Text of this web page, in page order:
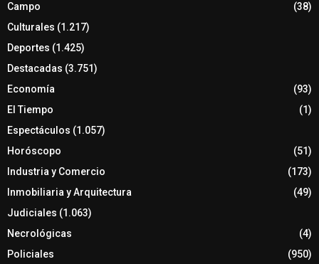
Campo
(38)
Culturales (1.217)
Deportes (1.425)
Destacadas (3.751)
Economía
(93)
El Tiempo
(1)
Espectáculos (1.057)
Horóscopo
(51)
Industria y Comercio
(173)
Inmobiliaria y Arquitectura
(49)
Judiciales (1.063)
Necrológicas
(4)
Policiales
(950)